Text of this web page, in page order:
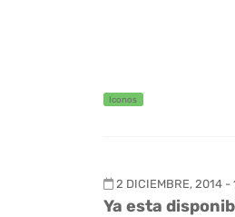
Iconos
2 DICIEMBRE, 2014 -
Ya esta